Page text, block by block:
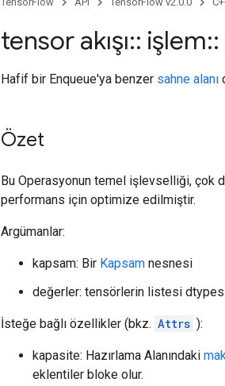
tensor akışı:: işlem::
Hafif bir Enqueue'ya benzer sahne alanı
Özet
Bu Operasyonun temel işlevselliği, çok
performans için optimize edilmiştir.
Argümanlar:
kapsam: Bir Kapsam nesnesi
değerler: tensörlerin listesi
İsteğe bağlı özellikler (bkz. Attrs ):
kapasite: Hazırlama Alanındaki
eklentiler bloke olur.